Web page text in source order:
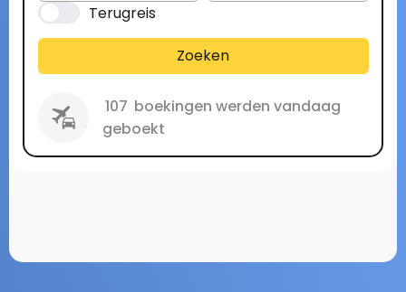
Terugreis
Zoeken
107 boekingen werden vandaag
geboekt